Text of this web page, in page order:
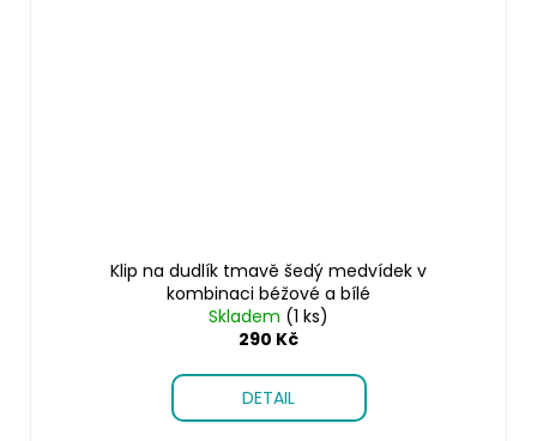
Klip na dudlík tmavě šedý medvídek v
kombinaci béžové a bílé
Skladem (1 ks)
290 Kč
DETAIL